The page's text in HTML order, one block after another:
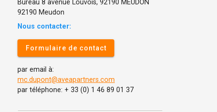
Bureau 8 avenue Louvois, 92190 MEUDON
92190 Meudon
Nous contacter:
Formulaire de contact
par email à:
mc.dupont@aveapartners.com
par téléphone: + 33 (0) 1 46 89 01 37